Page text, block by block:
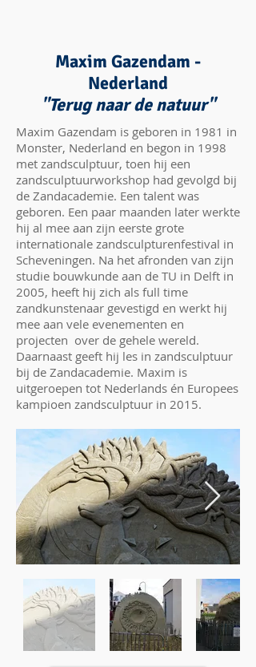
Maxim Gazendam -
Nederland
"Terug naar de natuur"
Maxim Gazendam is geboren in 1981 in
Monster, Nederland en begon in 1998
met zandsculptuur, toen hij een
zandsculptuurworkshop had gevolgd bij
de Zandacademie. Een talent was
geboren. Een paar maanden later werkte
hij al mee aan zijn eerste grote
internationale zandsculpturenfestival in
Scheveningen. Na het afronden van zijn
studie bouwkunde aan de TU in Delft in
2005, heeft hij zich als full time
zandkunstenaar gevestigd en werkt hij
mee aan vele evenementen en
projecten over de gehele wereld.
Daarnaast geeft hij les in zandsculptuur
bij de Zandacademie. Maxim is
uitgeroepen tot Nederlands én Europees
kampioen zandsculptuur in 2015.